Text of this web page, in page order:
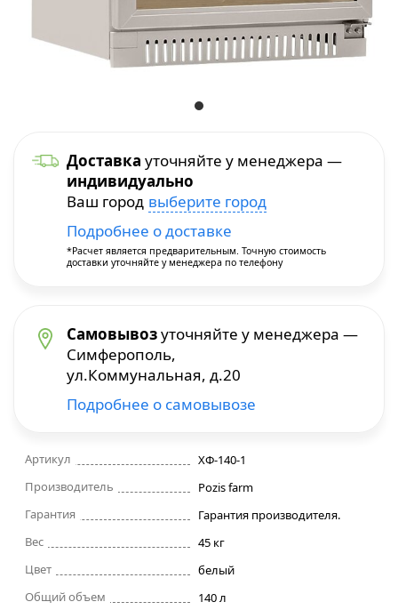
Артикул
ХФ-140-1
Производитель
Pozis farm
Гарантия
Гарантия производителя.
Вес
45 кг
Цвет
белый
Общий объем
140 л
Доставка уточняйте у менеджера —
индивидуально
Ваш город выберите город
Подробнее о доставке
*Расчет является предварительным. Точную стоимость
доставки уточняйте у менеджера по телефону
Самовывозуточняйте у менеджера —
Симферополь,
ул.Коммунальная, д.20
Подробнее о самовывозе
Уход и уборка
Посуда для приготовления
Столовые приборы
Термосы
Краскопульты
Пилы и плиткорезы
Прочие инструменты
Сварочное оборудование
Фрезеры
Штроборезы